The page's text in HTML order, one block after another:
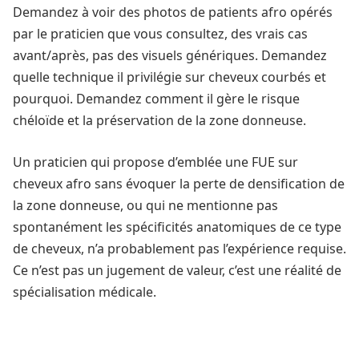
Demandez à voir des photos de patients afro opérés
par le praticien que vous consultez, des vrais cas
avant/après, pas des visuels génériques. Demandez
quelle technique il privilégie sur cheveux courbés et
pourquoi. Demandez comment il gère le risque
chéloïde et la préservation de la zone donneuse.
Un praticien qui propose d’emblée une FUE sur
cheveux afro sans évoquer la perte de densification de
la zone donneuse, ou qui ne mentionne pas
spontanément les spécificités anatomiques de ce type
de cheveux, n’a probablement pas l’expérience requise.
Ce n’est pas un jugement de valeur, c’est une réalité de
spécialisation médicale.